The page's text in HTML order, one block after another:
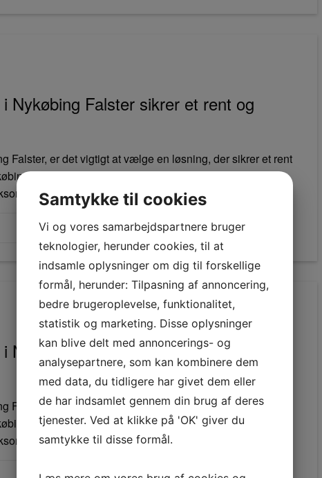
Nykøbing Falster sikrer et rent og
Falster, er det vigtigt at vælge en løsning, der sikrer et rent
Falster dækker over en bred vifte af
kontorer, butikker…
Falster sikrer et rent og
er det vigtigt at vælge en løsning, der sikrer et rent
Falster dækker over en bred vifte af
kontorer, butikker…
Samtykke til cookies
Vi og vores samarbejdspartnere bruger
teknologier, herunder cookies, til at
indsamle oplysninger om dig til forskellige
formål, herunder: Tilpasning af annoncering,
bedre brugeroplevelse, funktionalitet,
statistik og marketing. Disse oplysninger
kan blive delt med annoncerings- og
analysepartnere, som kan kombinere dem
med data, du tidligere har givet dem eller
de har indsamlet gennem din brug af deres
tjenester. Ved at klikke på 'OK' giver du
samtykke til disse formål.